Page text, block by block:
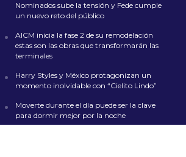
Nominados sube la tensión y Fede cumple
un nuevo reto del público
AICM inicia la fase 2 de su remodelación
estas son las obras que transformarán las
terminales
Harry Styles y México protagonizan un
momento inolvidable con “Cielito Lindo”
Moverte durante el día puede ser la clave
para dormir mejor por la noche